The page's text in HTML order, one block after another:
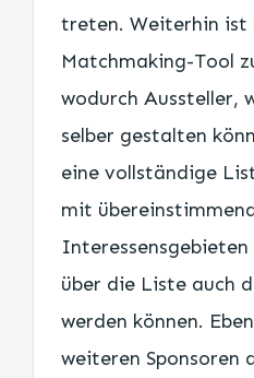
treten. Weiterhin ist
Matchmaking-Tool
wodurch Aussteller,
selber gestalten
eine vollständige
mit
über die Liste auch
werden können.
weiteren Sponsoren